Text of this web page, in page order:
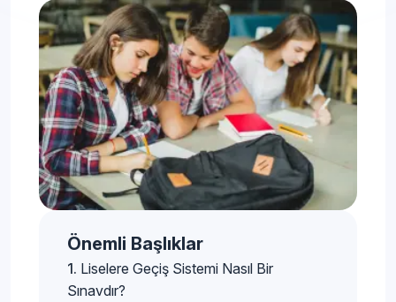
Önemli Başlıklar
Liselere Geçiş Sistemi Nasıl Bir
Sınavdır?